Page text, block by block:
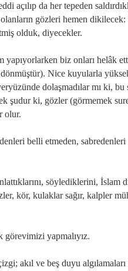
açılıp da her tepeden
gözleri hemen
olduk, diyecekler.
biz onları helâk
dönmüştür). Nice kuyularla
dolaşmadılar mı ki, bu
şudur ki, gözler (görmemek
olur.
belli etmeden, sabredenleri
söylediklerini, İslam
kör, kulaklar sağır, kalpler
yapmalıyız.
akıl ve beş duyu